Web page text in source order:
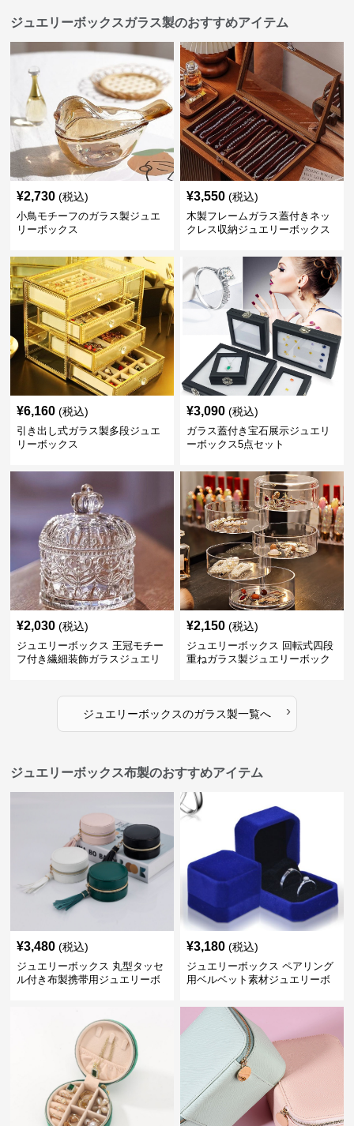
ジュエリーボックスガラス製のおすすめアイテム
¥2,730 (税込)
小鳥モチーフのガラス製ジュエ
リーボックス
¥3,550 (税込)
木製フレームガラス蓋付きネッ
クレス収納ジュエリーボックス
¥6,160 (税込)
引き出し式ガラス製多段ジュエ
リーボックス
¥3,090 (税込)
ガラス蓋付き宝石展示ジュエリ
ーボックス5点セット
¥2,030 (税込)
ジュエリーボックス 王冠モチー
フ付き繊細装飾ガラスジュエリ
¥2,150 (税込)
ジュエリーボックス 回転式四段
重ねガラス製ジュエリーボック
ジュエリーボックスのガラス製一覧へ ›
ジュエリーボックス布製のおすすめアイテム
¥3,480 (税込)
ジュエリーボックス 丸型タッセ
ル付き布製携帯用ジュエリーボ
¥3,180 (税込)
ジュエリーボックス ペアリング
用ベルベット素材ジュエリーボ